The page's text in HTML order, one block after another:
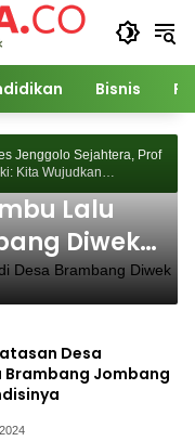
Bisnis
Sejahtera, Prof
Wujudkan
dengan Potensi Desa
Lalu
Diwek
Desa
Brambang Jombang